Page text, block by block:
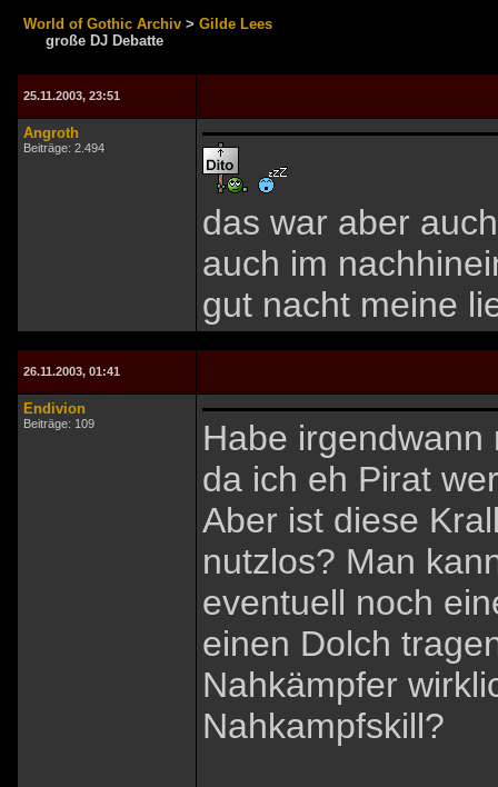
World of Gothic Archiv > Gilde Lees
große DJ Debatte
25.11.2003, 23:51
Angroth
Beiträge: 2.494
das war aber
auch im
gut nacht meine
26.11.2003, 01:41
Endivion
Beiträge: 109
Habe
da ich eh Pirat
Aber ist diese
nutzlos? Man
eventuell noch
einen Dolch
Nahkämpfer
Nahkampfskill?